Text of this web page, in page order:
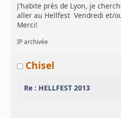
J'habite près de Lyon, je
aller au Hellfest Vendredi et/
Merci!
IP archivée
Chisel
Re : HELLFEST 2013